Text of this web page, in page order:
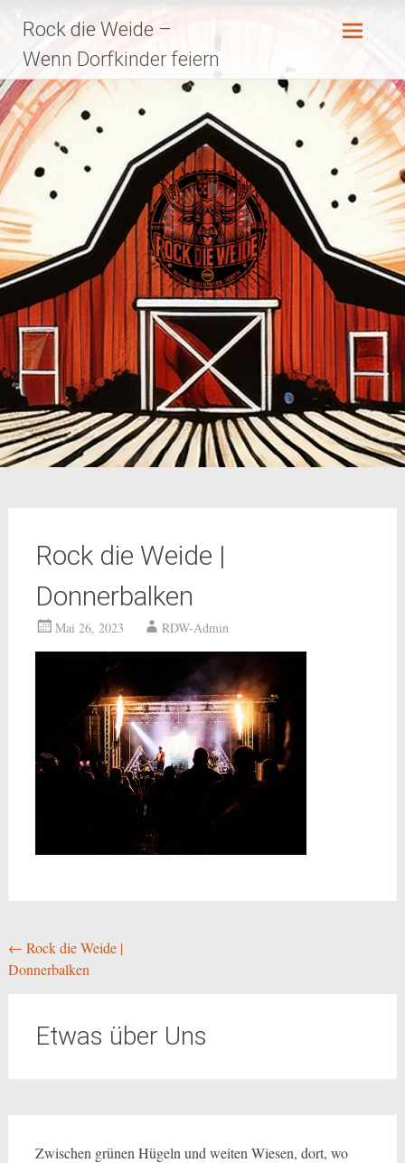
Inhalt
springen
Rock die Weide –
Wenn Dorfkinder feiern
Rock die Weide |
Donnerbalken
Mai 26, 2023 RDW-Admin
Beitragsnavigation
← Rock die Weide |
Donnerbalken
Etwas über Uns
Zwischen grünen Hügeln und weiten Wiesen, dort, wo